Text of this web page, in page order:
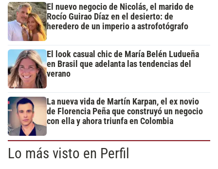
El nuevo negocio de Nicolás, el marido de
Rocío Guirao Díaz en el desierto: de
heredero de un imperio a astrofotógrafo
El look casual chic de María Belén Ludueña
en Brasil que adelanta las tendencias del
verano
La nueva vida de Martín Karpan, el ex novio
de Florencia Peña que construyó un negocio
con ella y ahora triunfa en Colombia
Lo más visto en Perfil